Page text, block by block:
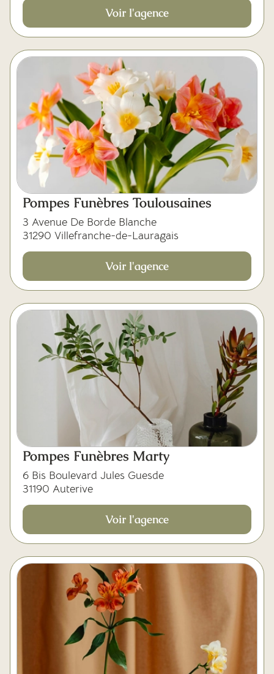
Voir l'agence
Pompes Funèbres Toulousaines
3 Avenue De Borde Blanche
31290 Villefranche-de-Lauragais
Voir l'agence
Pompes Funèbres Marty
6 Bis Boulevard Jules Guesde
31190 Auterive
Voir l'agence